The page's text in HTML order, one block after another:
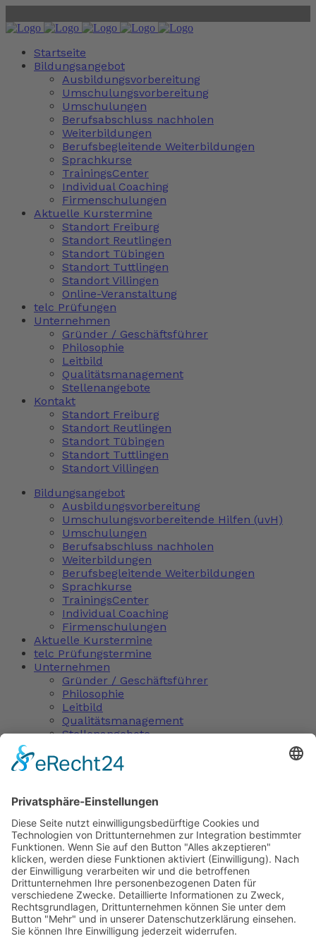
Startseite
Bildungsangebot
Ausbildungsvorbereitung
Umschulungsvorbereitung
Umschulungen
Berufsabschluss nachholen
Weiterbildungen
Berufsbegleitende Weiterbildungen
Sprachkurse
TrainingsCenter
Individual Coaching
Firmenschulungen
Aktuelle Kurstermine
Standort Freiburg
Standort Reutlingen
Standort Tübingen
Standort Tuttlingen
Standort Villingen
Online-Veranstaltung
telc Prüfungen
Unternehmen
Gründer / Geschäftsführer
Philosophie
Leitbild
Qualitätsmanagement
Stellenangebote
Kontakt
Standort Freiburg
Standort Reutlingen
Standort Tübingen
Standort Tuttlingen
Standort Villingen
Bildungsangebot
Ausbildungsvorbereitung
Umschulungsvorbereitende Hilfen (uvH)
Umschulungen
Berufsabschluss nachholen
Weiterbildungen
Berufsbegleitende Weiterbildungen
Sprachkurse
TrainingsCenter
Individual Coaching
Firmenschulungen
Aktuelle Kurstermine
telc Prüfungstermine
Unternehmen
Gründer / Geschäftsführer
Philosophie
Leitbild
Qualitätsmanagement
Stellenangebote
(W) Assistenz- und Präsenzkraft –
Alltagsbegleitung gem. § 53c SGB
XI (TVK)
This listing has been expired.